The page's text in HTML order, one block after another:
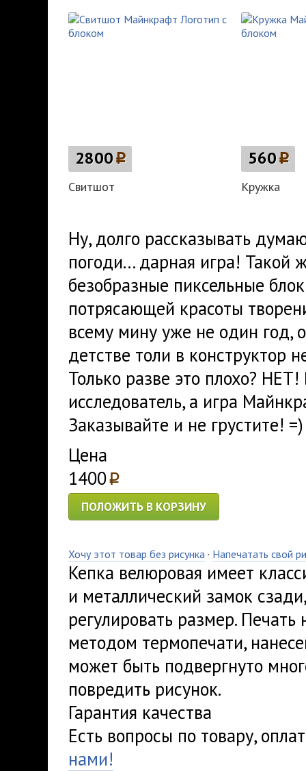
2800p
Свитшот
560p
Кружка
Ну, долго рассказывать
погоди... дарная игра! Такой
безобразные пиксельные
потрясающей красоты
всему мину уже не один год,
детстве толи в конструктор
Только разве это плохо?
исследователь, а игра
Заказывайте и не грустите! =)
Цена
1400p
ПОЛОЖИТЬ В КОРЗИНУ
Хочу этот товар без рисунка · Напечатать свой
Кепка велюровая имеет
и металлический замок
регулировать размер.
методом термопечати,
может быть подвергнуто
повредить рисунок.
Гарантия качества
Есть вопросы по товару,
нами!